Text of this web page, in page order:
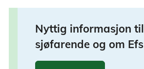
Nyttig informasjon til
sjøfarende og om Efs